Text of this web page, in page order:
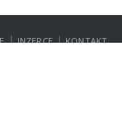
| INZERCE | KONTAKT